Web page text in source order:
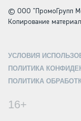
© ООО "ПромоГрупп
Копирование
УСЛОВИЯ
ПОЛИТИКА
ПОЛИТИКА
16+